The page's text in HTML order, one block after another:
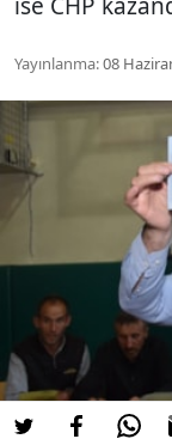
Yayınlanma:08